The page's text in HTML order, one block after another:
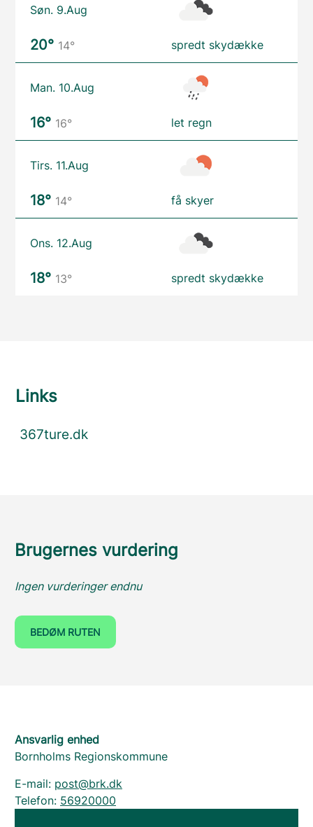
Søn. 9.Aug
20° 14° spredt skydække
Man. 10.Aug
16° 16° let regn
Tirs. 11.Aug
18° 14° få skyer
Ons. 12.Aug
18° 13° spredt skydække
Links
367ture.dk
Brugernes vurdering
Ingen vurderinger endnu
BEDØM RUTEN
Ansvarlig enhed
Bornholms Regionskommune
E-mail: post@brk.dk
Telefon: 56920000